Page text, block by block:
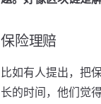
保险理赔
比如有人提出，把
长的时间，他们觉